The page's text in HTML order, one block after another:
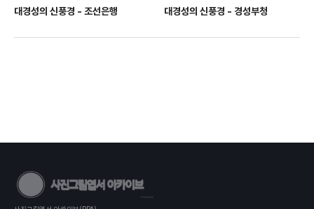
대경성의 신풍경 - 조선은행 대경성의 신풍경 - 경성부청